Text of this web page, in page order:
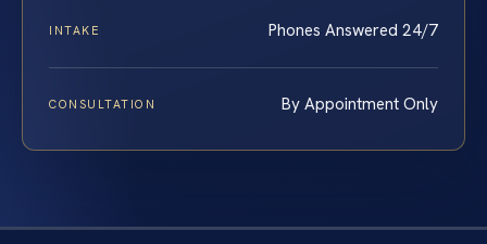
INTAKE Phones Answered 24/7
CONSULTATION By Appointment Only